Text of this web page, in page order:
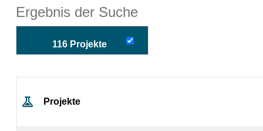
Ergebnis der Suche
116 Projekte
Projekte